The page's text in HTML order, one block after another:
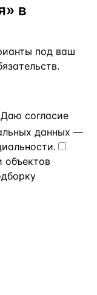
в
под ваш
Даю согласие
данных —
.
объектов